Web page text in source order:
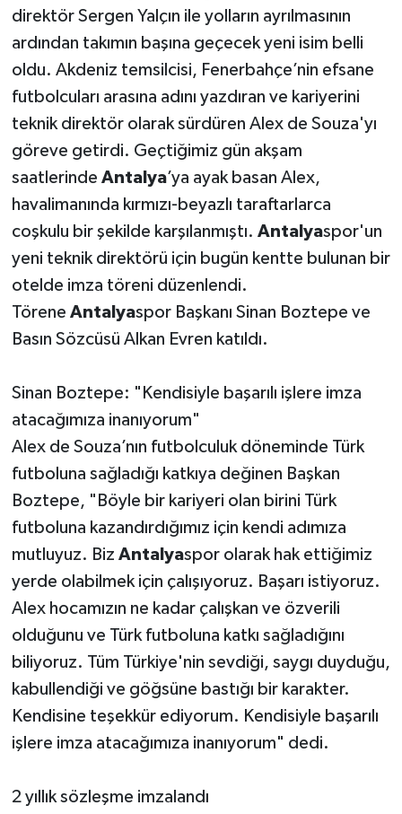
direktör Sergen Yalçın ile yolların ayrılmasının
ardından takımın başına geçecek yeni isim belli
oldu. Akdeniz temsilcisi, Fenerbahçe’nin efsane
futbolcuları arasına adını yazdıran ve kariyerini
teknik direktör olarak sürdüren Alex de Souza'yı
göreve getirdi. Geçtiğimiz gün akşam
saatlerinde Antalya’ya ayak basan Alex,
havalimanında kırmızı-beyazlı taraftarlarca
coşkulu bir şekilde karşılanmıştı. Antalyaspor'un
yeni teknik direktörü için bugün kentte bulunan bir
otelde imza töreni düzenlendi.
Törene Antalyaspor Başkanı Sinan Boztepe ve
Basın Sözcüsü Alkan Evren katıldı.
Sinan Boztepe: "Kendisiyle başarılı işlere imza
atacağımıza inanıyorum"
Alex de Souza’nın futbolculuk döneminde Türk
futboluna sağladığı katkıya değinen Başkan
Boztepe, "Böyle bir kariyeri olan birini Türk
futboluna kazandırdığımız için kendi adımıza
mutluyuz. Biz Antalyaspor olarak hak ettiğimiz
yerde olabilmek için çalışıyoruz. Başarı istiyoruz.
Alex hocamızın ne kadar çalışkan ve özverili
olduğunu ve Türk futboluna katkı sağladığını
biliyoruz. Tüm Türkiye'nin sevdiği, saygı duyduğu,
kabullendiği ve göğsüne bastığı bir karakter.
Kendisine teşekkür ediyorum. Kendisiyle başarılı
işlere imza atacağımıza inanıyorum" dedi.
2 yıllık sözleşme imzalandı